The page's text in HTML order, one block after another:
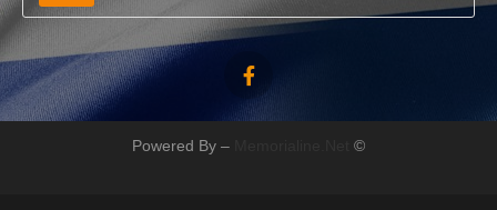
© Powered By –